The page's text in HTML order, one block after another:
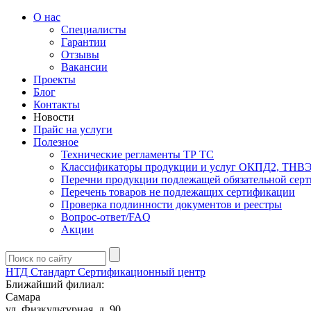
О нас
Специалисты
Гарантии
Отзывы
Вакансии
Проекты
Блог
Контакты
Новости
Прайс на услуги
Полезное
Технические регламенты ТР ТС
Классификаторы продукции и услуг ОКПД2,
Перечни продукции подлежащей обязательной
Перечень товаров не подлежащих сертификации
Проверка подлинности документов и реестры
Вопрос-ответ/FAQ
Акции
НТД Стандарт Сертификационный центр
Ближайший филиал:
Самара